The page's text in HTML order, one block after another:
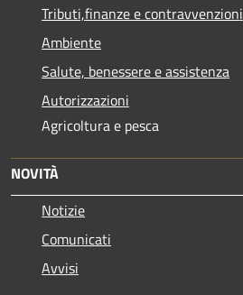
Tributi,finanze e contravvenzioni
Ambiente
Salute, benessere e assistenza
Autorizzazioni
Agricoltura e pesca
NOVITÀ
Notizie
Comunicati
Avvisi